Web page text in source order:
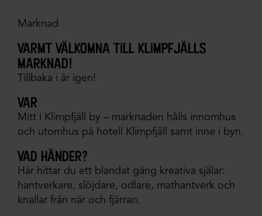
Marknad
varmt välkomna till klimpfjälls
marknad!
Tillbaka i år igen!
var
Mitt i Klimpfjäll by – marknaden hålls innomhus
och utomhus på hotell Klimpfjäll samt inne i byn.
vad händer?
Här hittar du ett blandat gäng kreativa själar:
hantverkare, slöjdare, odlare, mathantverk och
knallar från när och fjärran.